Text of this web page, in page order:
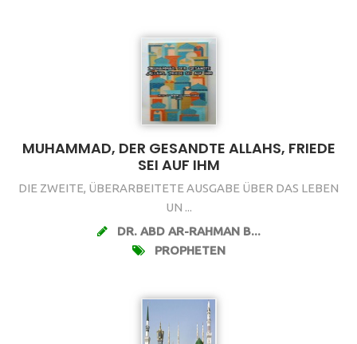
MUHAMMAD, DER GESANDTE ALLAHS, FRIEDE
SEI AUF IHM
DIE ZWEITE, ÜBERARBEITETE AUSGABE ÜBER DAS LEBEN
UN ...
DR. ABD AR-RAHMAN B...
PROPHETEN